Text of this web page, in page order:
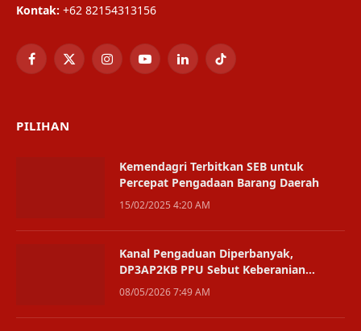
Kontak: +62 82154313156
Facebook
X
InstagramYouTubeLinkedInTikTok
PILIHAN
Kemendagri Terbitkan SEB untuk
Percepat Pengadaan Barang Daerah
15/02/2025 4:20 AM
Kanal Pengaduan Diperbanyak,
DP3AP2KB PPU Sebut Keberanian
Pelapor Mulai Tumbuh
08/05/2026 7:49 AM